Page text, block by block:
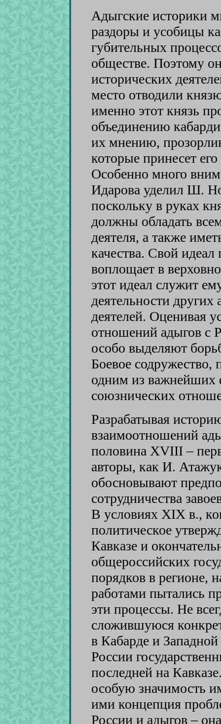
Адыгские историки
раздоры и усобицы
губительных
обществе. Поэтому
исторических
место отводили
именно этот князь
объединению
их мнению,
которые принесет
Особенно много
Идарова уделил Ш.
поскольку в руках
должны обладать
деятеля, а также
качества. Свой идеал
воплощает в
этот идеал служит
деятельности
деятелей. Оценивая
отношений адыгов с
особо выделяют
Боевое содружество,
одним из важнейших
союзнических
Разрабатывая
взаимоотношений
половина XVIII –
авторы, как И.
обосновывают
сотрудничества
В условиях XIX в.,
политическое
Кавказе и
общероссийских
порядков в регионе,
работами пытались
эти процессы. Не
сложившуюся
в Кабарде и
России
последней на
особую значимость
ими концепция
России и адыгов –